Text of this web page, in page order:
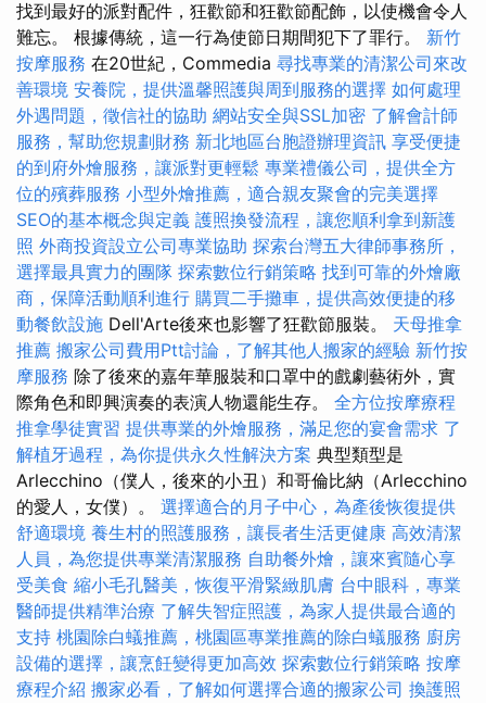
找到最好的派對配件，狂歡節和狂歡節配飾，以使機會令人
難忘。 根據傳統，這一行為使節日期間犯下了罪行。 新竹
按摩服務 在20世紀，Commedia 尋找專業的清潔公司來改
善環境 安養院，提供溫馨照護與周到服務的選擇 如何處理
外遇問題，徵信社的協助 網站安全與SSL加密 了解會計師
服務，幫助您規劃財務 新北地區台胞證辦理資訊 享受便捷
的到府外燴服務，讓派對更輕鬆 專業禮儀公司，提供全方
位的殯葬服務 小型外燴推薦，適合親友聚會的完美選擇
SEO的基本概念與定義 護照換發流程，讓您順利拿到新護
照 外商投資設立公司專業協助 探索台灣五大律師事務所，
選擇最具實力的團隊 探索數位行銷策略 找到可靠的外燴廠
商，保障活動順利進行 購買二手攤車，提供高效便捷的移
動餐飲設施 Dell'Arte後來也影響了狂歡節服裝。 天母推拿
推薦 搬家公司費用Ptt討論，了解其他人搬家的經驗 新竹按
摩服務 除了後來的嘉年華服裝和口罩中的戲劇藝術外，實
際角色和即興演奏的表演人物還能生存。 全方位按摩療程
推拿學徒實習 提供專業的外燴服務，滿足您的宴會需求 了
解植牙過程，為你提供永久性解決方案 典型類型是
Arlecchino（僕人，後來的小丑）和哥倫比納（Arlecchino
的愛人，女僕）。 選擇適合的月子中心，為產後恢復提供
舒適環境 養生村的照護服務，讓長者生活更健康 高效清潔
人員，為您提供專業清潔服務 自助餐外燴，讓來賓隨心享
受美食 縮小毛孔醫美，恢復平滑緊緻肌膚 台中眼科，專業
醫師提供精準治療 了解失智症照護，為家人提供最合適的
支持 桃園除白蟻推薦，桃園區專業推薦的除白蟻服務 廚房
設備的選擇，讓烹飪變得更加高效 探索數位行銷策略 按摩
療程介紹 搬家必看，了解如何選擇合適的搬家公司 換護照